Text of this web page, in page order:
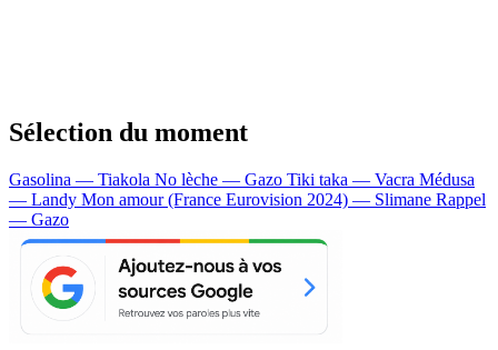
Sélection du moment
Gasolina — Tiakola No lèche — Gazo Tiki taka — Vacra Médusa
— Landy Mon amour (France Eurovision 2024) — Slimane Rappel
— Gazo